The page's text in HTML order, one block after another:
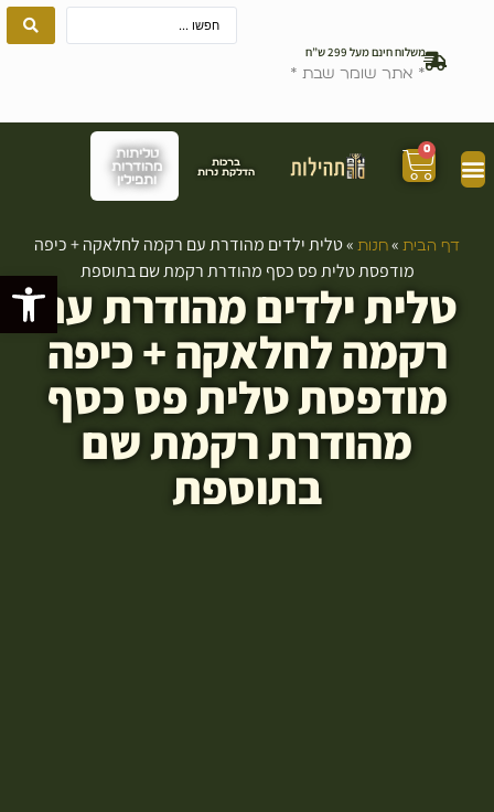
פתח
משלוח חינם מעל 299 ש”ח
* אתר שומר שבת *
ברכות
הדלקת נרות
טליתות
מהודרות
ותפילין
0
דף הבית » חנות »טלית ילדים מהודרת עם רקמה לחלאקה + כיפה
מודפסת טלית פס כסף מהודרת רקמת שם בתוספת
טלית ילדים מהודרת עם
רקמה לחלאקה + כיפה
מודפסת טלית פס כסף
מהודרת רקמת שם
בתוספת